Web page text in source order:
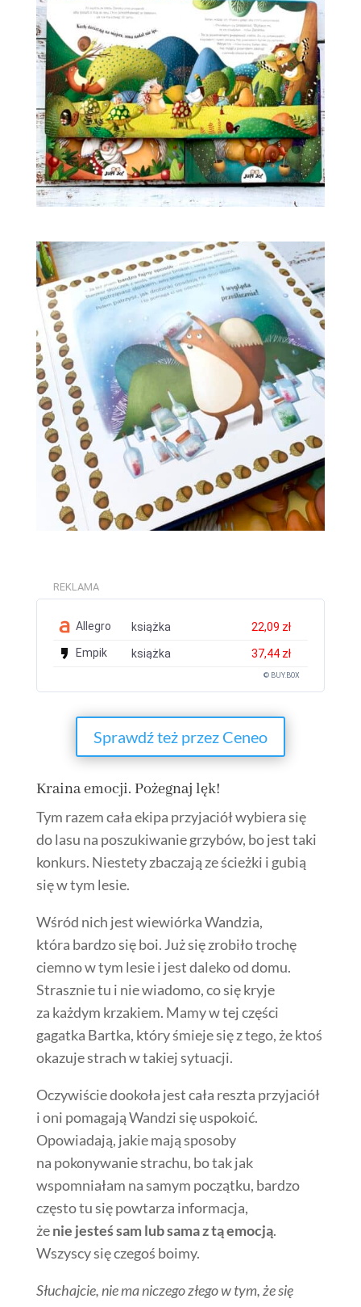
REKLAMA
Allegro książka
22,09 zł
Empik
książka 37,44 zł
© BUY.BOX
Sprawdź też przez Ceneo
Kraina emocji. Pożegnaj lęk!
Tym razem cała ekipa przyjaciół wybiera się
do lasu na poszukiwanie grzybów, bo jest taki
konkurs. Niestety zbaczają ze ścieżki i gubią
się w tym lesie.
Wśród nich jest wiewiórka Wandzia,
która bardzo się boi. Już się zrobiło trochę
ciemno w tym lesie i jest daleko od domu.
Strasznie tu i nie wiadomo, co się kryje
za każdym krzakiem. Mamy w tej części
gagatka Bartka, który śmieje się z tego, że ktoś
okazuje strach w takiej sytuacji.
Oczywiście dookoła jest cała reszta przyjaciół
i oni pomagają Wandzi się uspokoić.
Opowiadają, jakie mają sposoby
na pokonywanie strachu, bo tak jak
wspomniałam na samym początku, bardzo
często tu się powtarza informacja,
żenie jesteś sam lub sama z tą emocją.
Wszyscy się czegoś boimy.
Słuchajcie, nie ma niczego złego w tym, że się